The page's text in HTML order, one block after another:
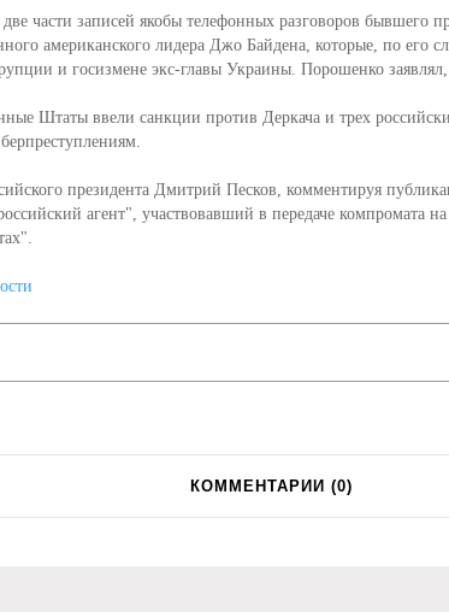
части записей якобы телефонных разговоров бывшего
американского лидера Джо Байдена, которые, по его
и госизмене экс-главы Украины. Порошенко
Штаты ввели санкции против Деркача и трех
президента Дмитрий Песков, комментируя
агент", участвовавший в передаче компромата на
КОММЕНТАРИИ (0)